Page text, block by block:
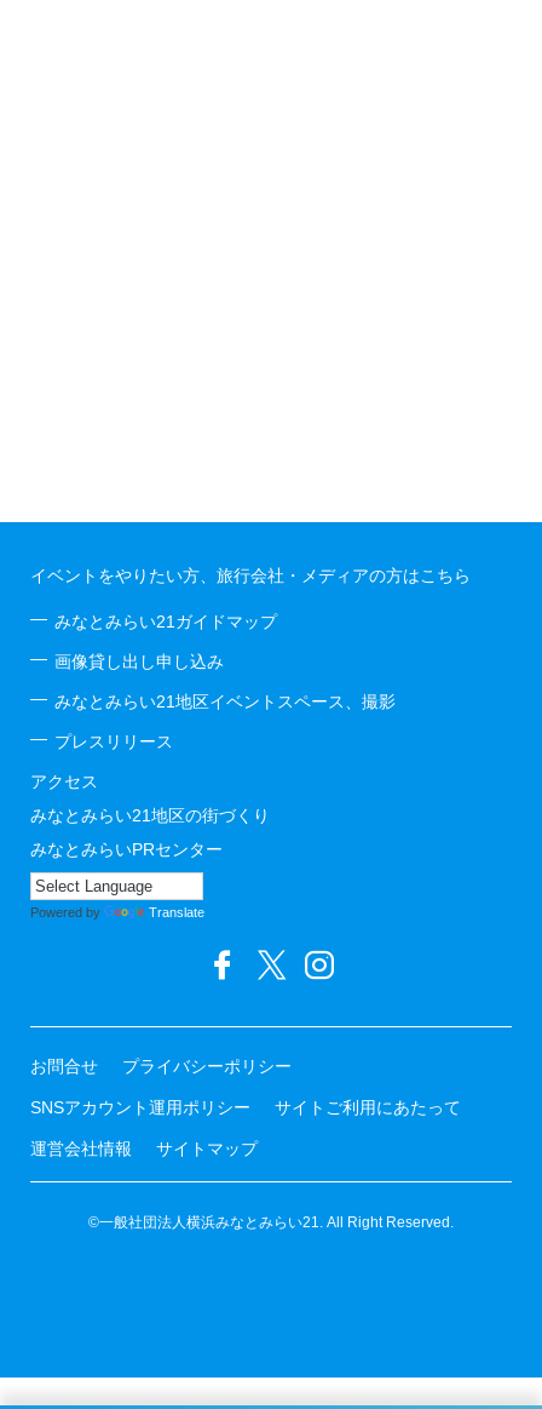
イベントをやりたい方、旅行会社・メディアの方はこちら
みなとみらい21ガイドマップ
画像貸し出し申し込み
みなとみらい21地区イベントスペース、撮影
プレスリリース
アクセス
みなとみらい21地区の街づくり
みなとみらいPRセンター
Powered by Translate
お問合せ プライバシーポリシー
SNSアカウント運用ポリシー サイトご利用にあたって
運営会社情報 サイトマップ
©一般社団法人横浜みなとみらい21. All Right Reserved.